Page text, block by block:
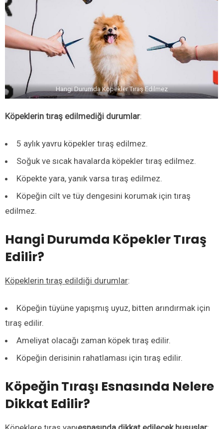
Hangi Durumda Köpekler Tıraş Edilmez
Köpeklerin tıraş edilmediği durumlar:
5 aylık yavru köpekler tıraş edilmez.
Soğuk ve sıcak havalarda köpekler tıraş edilmez.
Köpekte yara, yanık varsa tıraş edilmez.
Köpeğin cilt ve tüy dengesini korumak için tıraş
edilmez.
Hangi Durumda Köpekler Tıraş
Edilir?
Köpeklerin tıraş edildiği durumlar:
Köpeğin tüyüne yapışmış uyuz, bitten arındırmak için
tıraş edilir.
Ameliyat olacağı zaman köpek tıraş edilir.
Köpeğin derisinin rahatlaması için tıraş edilir.
Köpeğin Tıraşı Esnasında Nelere
Dikkat Edilir?